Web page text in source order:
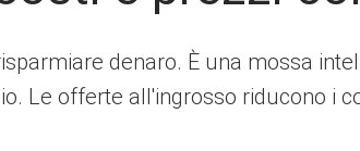
denaro. È una mossa
Le offerte all'ingrosso riducono i